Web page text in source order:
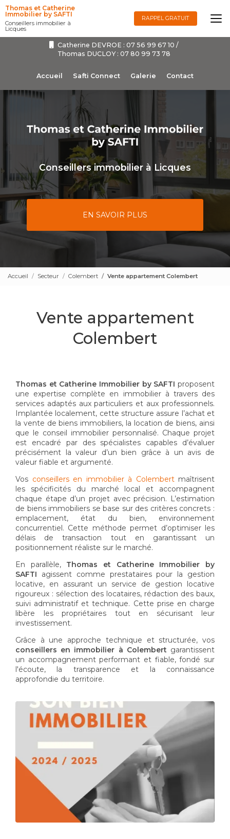
Aller
au
contenu
principal
Catherine DEVROE :07 56 99 67 10 /
Thomas DUCLOY : 07 80 99 73 78
Accueil Safti Connect Galerie Contact
Thomas et Catherine
Immobilier by SAFTI
Conseillers immobilier à
Licques
RAPPEL GRATUIT
Conseillers immobilier à Licques
EN SAVOIR PLUS
Accueil Secteur Colembert Vente appartement Colembert
Vente appartement
Colembert
Thomas et Catherine Immobilier by SAFTI proposent
une expertise complète en immobilier à travers des
services adaptés aux particuliers et aux professionnels.
Implantée localement, cette structure assure l’achat et
la vente de biens immobiliers, la location de biens, ainsi
que le conseil immobilier personnalisé. Chaque projet
est encadré par des spécialistes capables d’évaluer
précisément la valeur d’un bien grâce à un avis de
valeur fiable et argumenté.
Vos conseillers en immobilier à Colembert maîtrisent
les spécificités du marché local et accompagnent
chaque étape d’un projet avec précision. L’estimation
de biens immobiliers se base sur des critères concrets :
emplacement, état du bien, environnement
concurrentiel. Cette méthode permet d’optimiser les
délais de transaction tout en garantissant un
positionnement réaliste sur le marché.
En parallèle, Thomas et Catherine Immobilier by
SAFTI agissent comme prestataires pour la gestion
locative, en assurant un service de gestion locative
rigoureux : sélection des locataires, rédaction des baux,
suivi administratif et technique. Cette prise en charge
libère les propriétaires tout en sécurisant leur
investissement.
Grâce à une approche technique et structurée, vos
conseillers en immobilier à Colembert garantissent
un accompagnement performant et fiable, fondé sur
l'écoute, la transparence et la connaissance
approfondie du territoire.